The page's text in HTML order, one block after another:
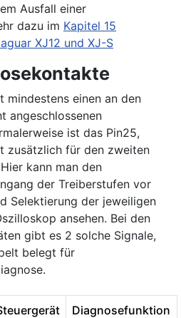
Ausfall einer
dazu im Kapitel 15
XJ12 und XJ-S
mindestens einen an den
angeschlossenen
ist das Pin25,
zusätzlich für den zweiten
kann man den
der Treiberstufen vor
Selektierung der jeweiligen
ansehen. Bei den
gibt es 2 solche Signale,
belegt für
Diagnosefunktion